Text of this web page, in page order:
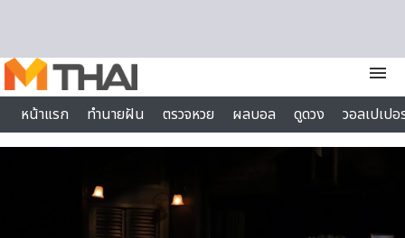
menu
หน้าแรก
ทำนายฝัน ตรวจหวย ผลบอล ดูดวง
วอลเปเป
ไลฟ์สไตล์